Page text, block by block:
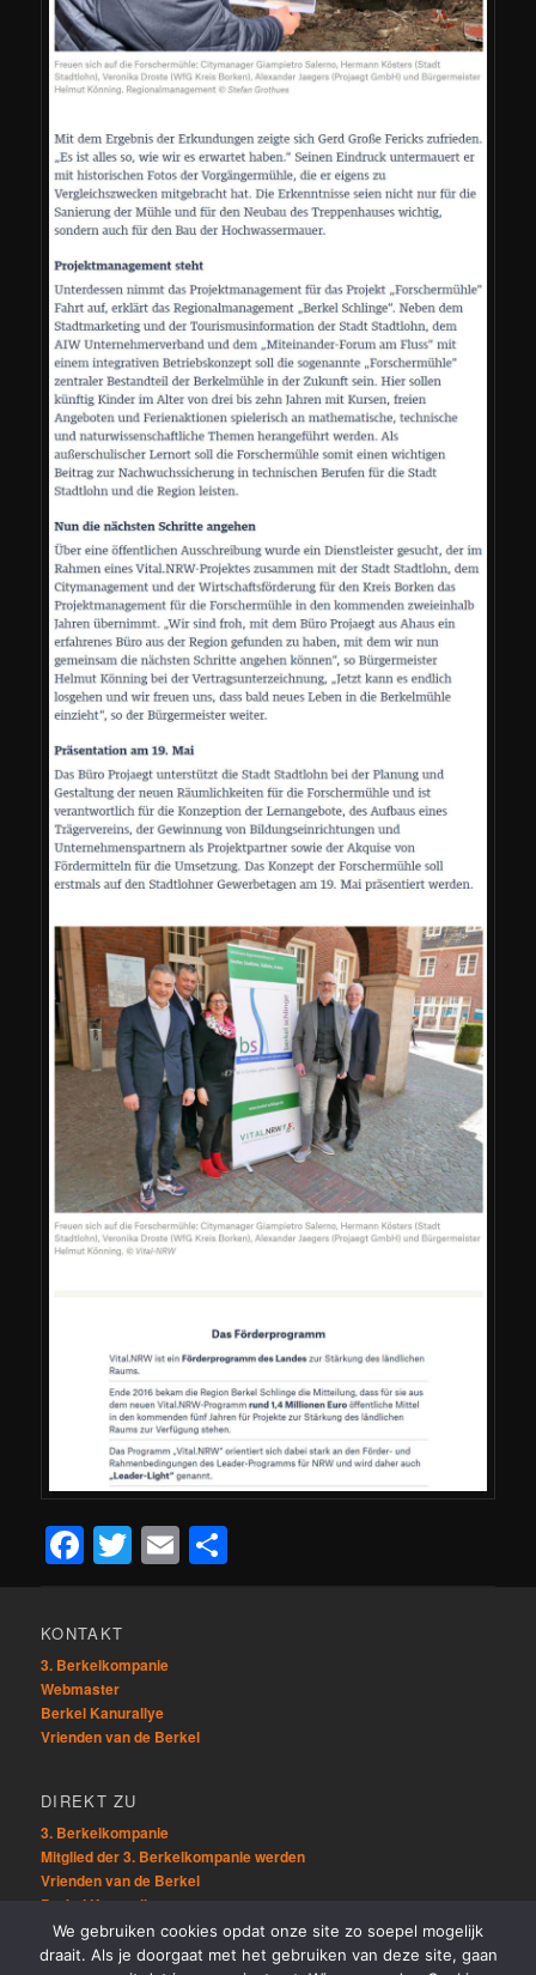
Facebook
Twitter
Email
KONTAKT
3. Berkelkompanie
Webmaster
Berkel Kanurallye
Vrienden van de Berkel
DIREKT ZU
3. Berkelkompanie
Mitglied der 3. Berkelkompanie werden
Vrienden van de Berkel
Berkel Kanurallye
ÜBRIG
We gebruiken cookies opdat onze site zo soepel mogelijk
draait. Als je doorgaat met het gebruiken van deze site, gaan